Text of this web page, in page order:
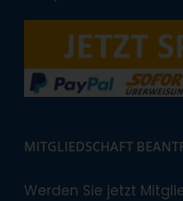
MITGLIEDSCHAFT
Werden Sie jetzt